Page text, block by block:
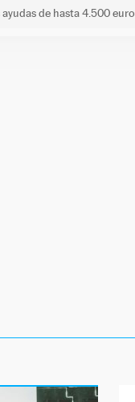
de hasta 4.500 euro